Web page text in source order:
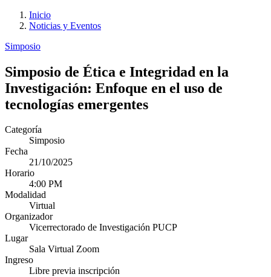
Inicio
Noticias y Eventos
Simposio
Simposio de Ética e Integridad en la
Investigación: Enfoque en el uso de
tecnologías emergentes
Categoría
Simposio
Fecha
21/10/2025
Horario
4:00 PM
Modalidad
Virtual
Organizador
Vicerrectorado de Investigación PUCP
Lugar
Sala Virtual Zoom
Ingreso
Libre previa inscripción